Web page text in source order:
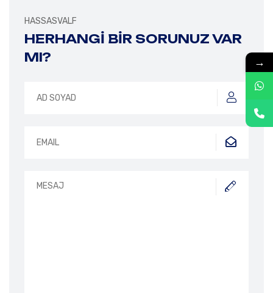
HASSASVALF
HERHANGI BIR SORUNUZ VAR
MI?
→